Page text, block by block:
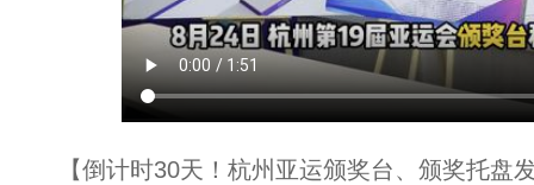
【倒计时30天！杭州亚运颁奖台、颁奖托盘